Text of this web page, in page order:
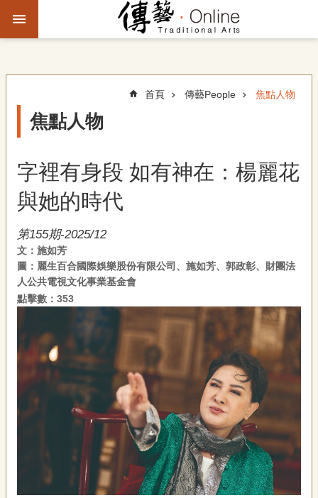
跳到主要內容區塊
尋
故
化
觀
察
傳
o
e
首頁 傳藝People 焦點人物
焦點人物
字裡有身段 如有神在：楊麗花
與她的時代
第155期-2025/12
文：施如芳
圖：麗生百合國際娛樂股份有限公司、施如芳、郭政彰、財團法
人公共電視文化事業基金會
點擊數：353